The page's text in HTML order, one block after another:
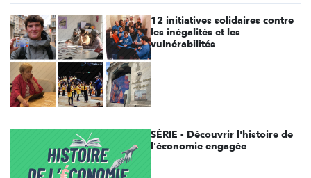
12 initiatives solidaires contre
les inégalités et les
vulnérabilités
SÉRIE - Découvrir l'histoire de
l'économie engagée